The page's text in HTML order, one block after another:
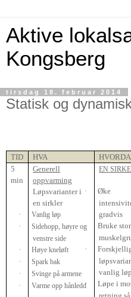
Aktive
Kongsberg
tirsdag 18. februar 2014
Statisk og
TID HVA
5
min
Generell
oppvarming
Løpsvarianter i
en sirkler
·
Vanlig løp
·
Sidehopp, høyre og
venstre side
·
Høye kneløft
·
Spark bak
·
Svinge på armene
·
Varme opp hånledd
EN
·
Øke
gradvis
·
Bruke
·
vanlig løp
·
Løpe i